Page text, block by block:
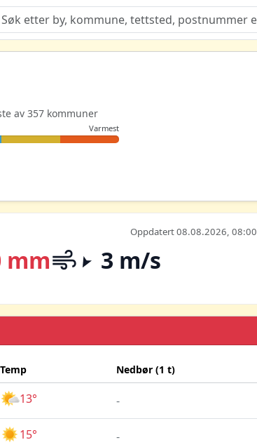
av 357 kommuner
Varmest
Oppdatert 08.08.2026, 08:00
mm 3 m/s
Temp Nedbør (1 t)
13° -
15° -